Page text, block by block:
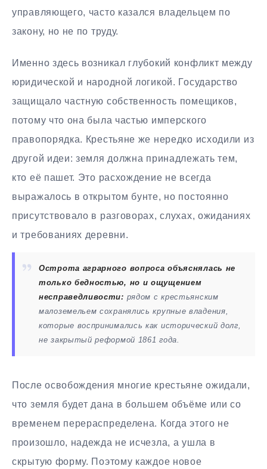
управляющего, часто казался владельцем по
закону, но не по труду.
Именно здесь возникал глубокий конфликт между
юридической и народной логикой. Государство
защищало частную собственность помещиков,
потому что она была частью имперского
правопорядка. Крестьяне же нередко исходили из
другой идеи: земля должна принадлежать тем,
кто её пашет. Это расхождение не всегда
выражалось в открытом бунте, но постоянно
присутствовало в разговорах, слухах, ожиданиях
и требованиях деревни.
Острота аграрного вопроса объяснялась не
только бедностью, но и ощущением
несправедливости: рядом с крестьянским
малоземельем сохранялись крупные владения,
которые воспринимались как исторический долг,
не закрытый реформой 1861 года.
После освобождения многие крестьяне ожидали,
что земля будет дана в большем объёме или со
временем перераспределена. Когда этого не
произошло, надежда не исчезла, а ушла в
скрытую форму. Поэтому каждое новое